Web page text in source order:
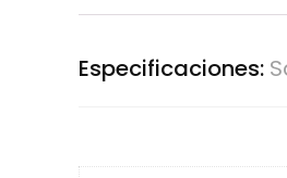
Especificaciones: